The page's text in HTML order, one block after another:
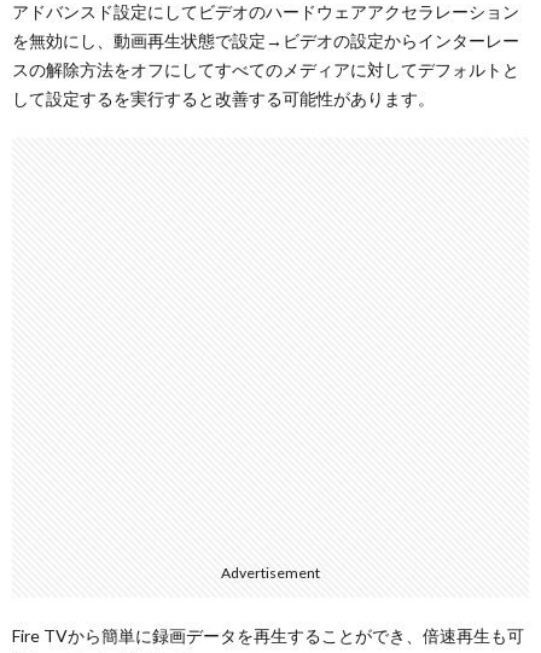
アドバンスド設定にしてビデオのハードウェアアクセラレーション
を無効にし、動画再生状態で設定→ビデオの設定からインターレー
スの解除方法をオフにしてすべてのメディアに対してデフォルトと
して設定するを実行すると改善する可能性があります。
Advertisement
Fire TVから簡単に録画データを再生することができ、倍速再生も可